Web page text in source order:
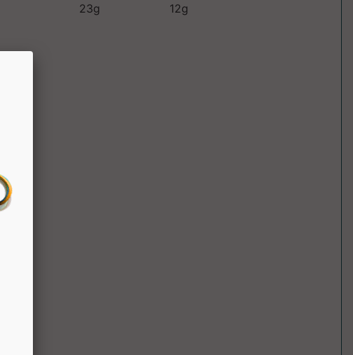
23g 12g